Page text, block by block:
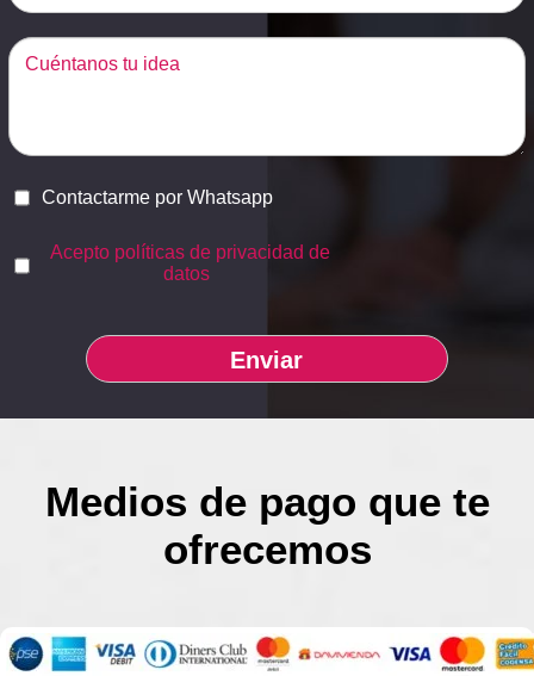
Contactarme por Whatsapp
Acepto políticas de privacidad de
datos
Medios de pago que te
ofrecemos